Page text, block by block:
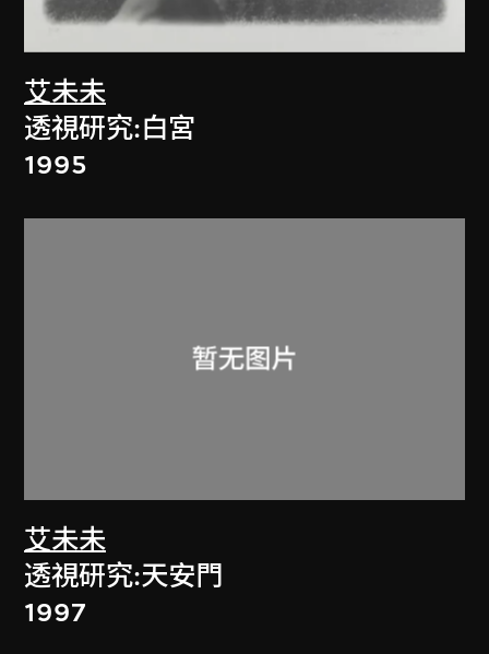
艾未未
透視研究:白宮
1995
艾未未
透視研究:天安門
1997